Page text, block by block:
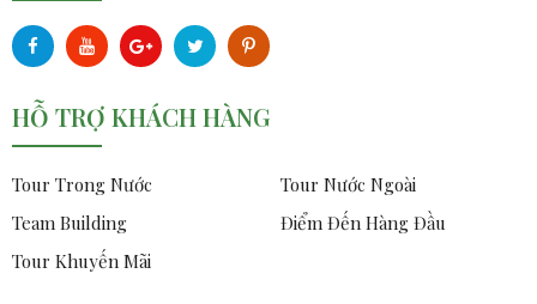
HỖ TRỢ KHÁCH HÀNG
Tour Trong Nước
Tour Nước Ngoài
Team Building
Điểm Đến Hàng Đầu
Tour Khuyến Mãi